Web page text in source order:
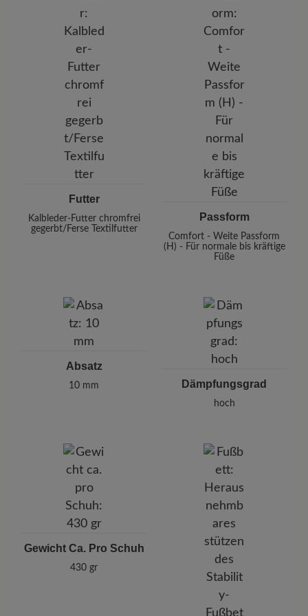
Futter
Kalbleder-Futter chromfrei
gegerbt/Ferse Textilfutter
Passform
Comfort - Weite Passform
(H) - Für normale bis kräftige
Füße
Absatz
10 mm Dämpfungsgrad
hoch
Gewicht Ca. Pro Schuh
430 gr